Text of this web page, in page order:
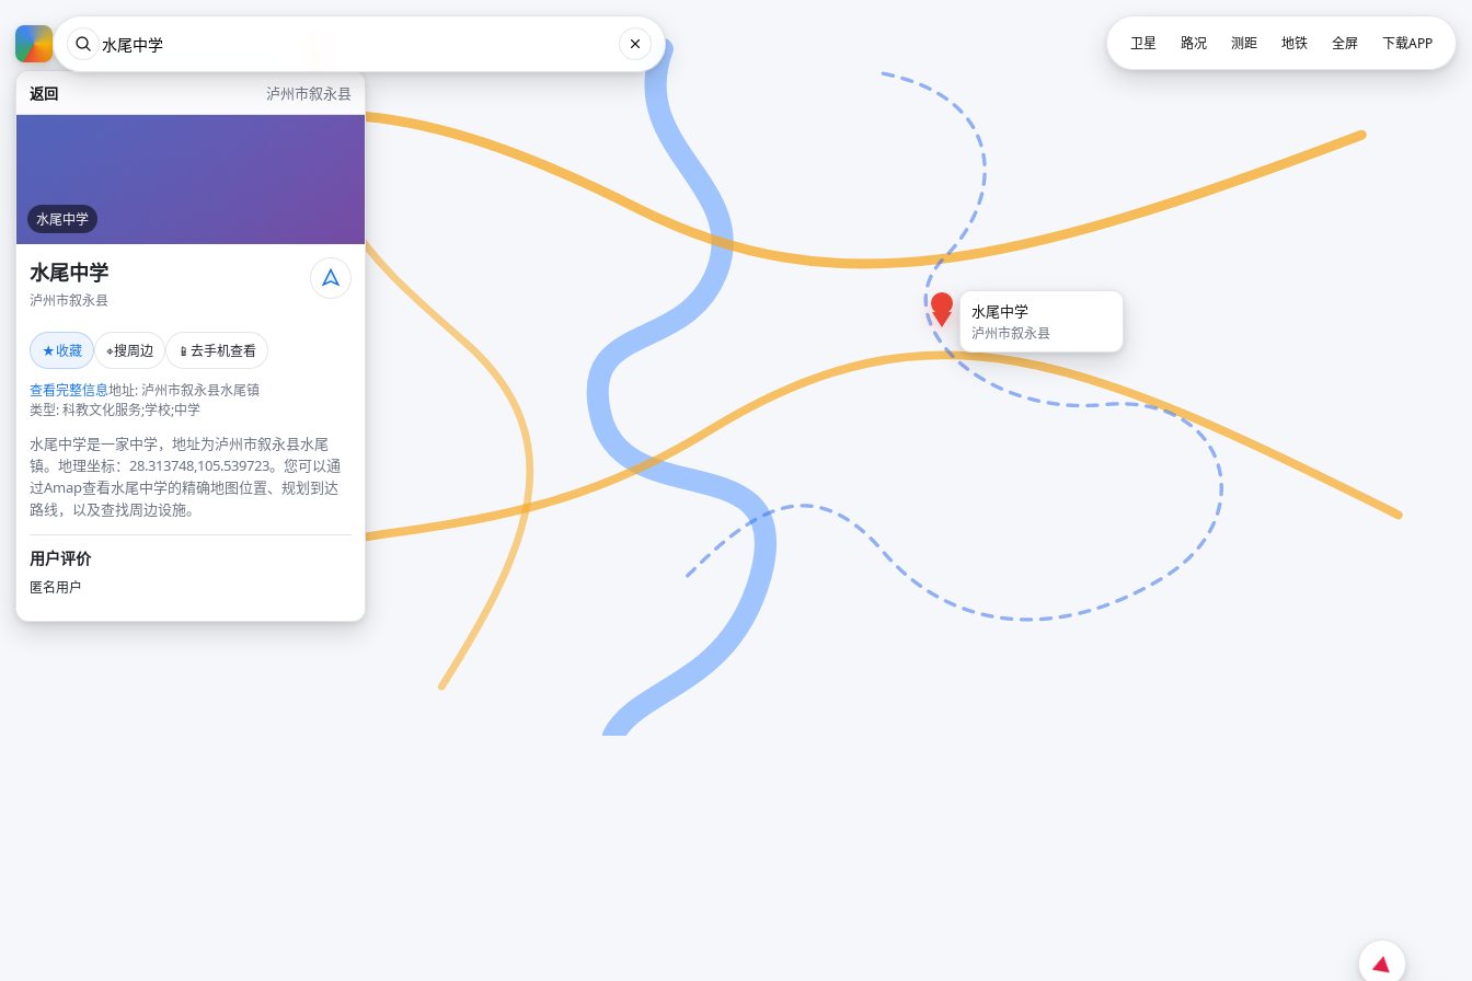
返回 泸州市叙永县
水尾中学
水尾中学
泸州市叙永县
★收藏 ⌖搜周边 📱 去手机查看
查看完整信息地址: 泸州市叙永县水尾镇
类型: 科教文化服务;学校;中学
水尾中学是一家中学，地址为泸州市叙永县水尾
镇。地理坐标：28.313748,105.539723。您可以通
过Amap查看水尾中学的精确地图位置、规划到达
路线，以及查找周边设施。
用户评价
匿名用户
水尾中学
泸州市叙永县
卫星 路况 测距 地铁 全屏 下载APP